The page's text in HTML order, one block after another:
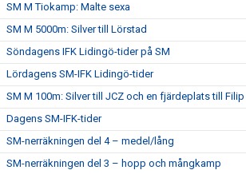
SM M Tiokamp: Malte sexa
SM M 5000m: Silver till Lörstad
Söndagens IFK Lidingö-tider på SM
Lördagens SM-IFK Lidingö-tider
SM M 100m: Silver till JCZ och en fjärdeplats till Filip
Dagens SM-IFK-tider
SM-nerräkningen del 4 – medel/lång
SM-nerräkningen del 3 – hopp och mångkamp